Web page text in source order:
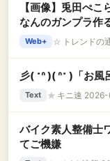
【画像】兎田ぺ
なんのガンプラ作
Web+ ☆ トレンド
彡( ˶ᐢ )( ᐢ˶ )「お
Text ★ キニ速
バイク素人整備士
てご機嫌